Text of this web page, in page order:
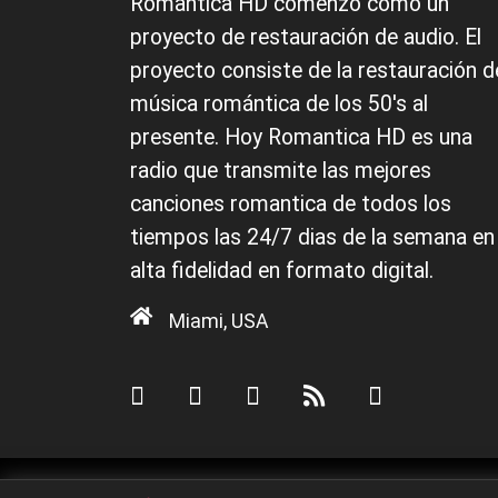
proyecto de restauración de audio. El
proyecto consiste de la restauración
música romántica de los 50's al
presente. Hoy Romantica HD es una
radio que transmite las mejores
canciones romantica de todos los
tiempos las 24/7 dias de la semana en
alta fidelidad en formato digital.
Miami, USA